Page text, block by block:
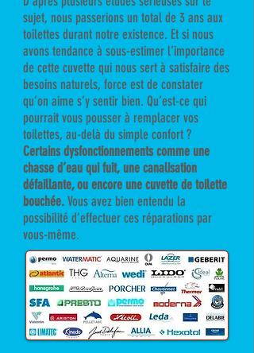
sujet, nous passerions un total de 3 ans aux
toilettes durant notre existence. Et si nous
avons tendance à sous-estimer l’importance
de cette cuvette qui nous sert à satisfaire des
besoins naturels, force est de constater
qu’on aime s’y sentir bien. Qu’est-ce qui
pourrait vous pousser à remplacer vos
toilettes, au-delà du simple confort ?
Certains dysfonctionnements comme une
chasse d’eau qui fuit, une canalisation
défaillante, ou encore une cuvette de toilette
bouchée. Vous avez bien entendu la
possibilité d’effectuer ces réparations par
vous-même.